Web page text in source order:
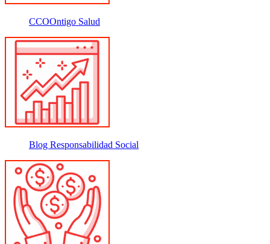
CCOOntigo Salud
Blog Responsabilidad Social